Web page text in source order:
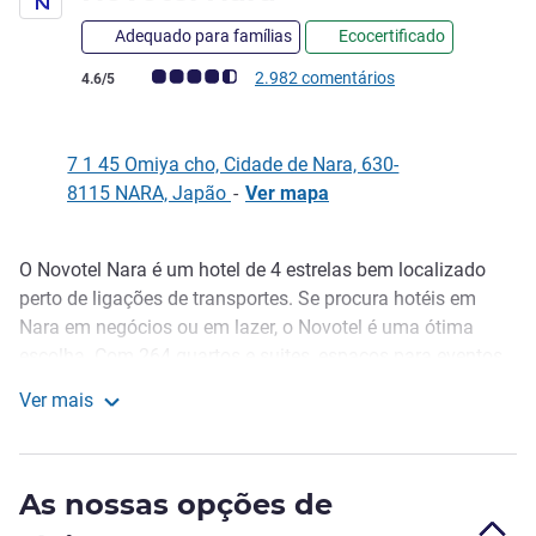
Adequado para famílias Ecocertificado
Nota clientes Avis (Classificação ALL)
4.6/5 2.982 comentários
7 1 45 Omiya cho, Cidade de Nara, 630-
8115 NARA, Japão - Ver mapa
Descrição
O Novotel Nara é um hotel de 4 estrelas bem localizado
perto de ligações de transportes. Se procura hotéis em
Nara em negócios ou em lazer, o Novotel é uma ótima
Executive Lounge com terraço e vistas deslumbrantes
Nara, no Japão, o Novotel Nara preenche todos os
requisitos para cada um
Ver mais
As nossas opções de